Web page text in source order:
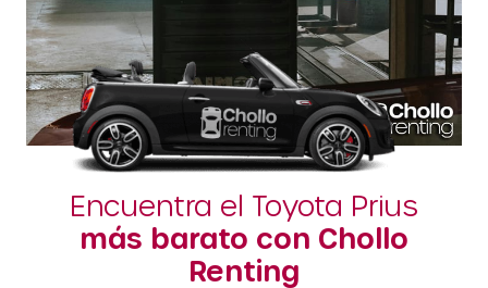
Encuentra el Toyota Prius
más barato con Chollo
Renting